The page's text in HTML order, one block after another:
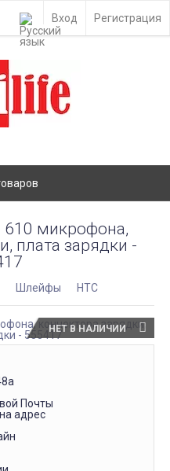
Вход Регистрация
микрофона,
плата зарядки -
Шлейфы HTC
НЕТ В НАЛИЧИИ
Почты
адрес